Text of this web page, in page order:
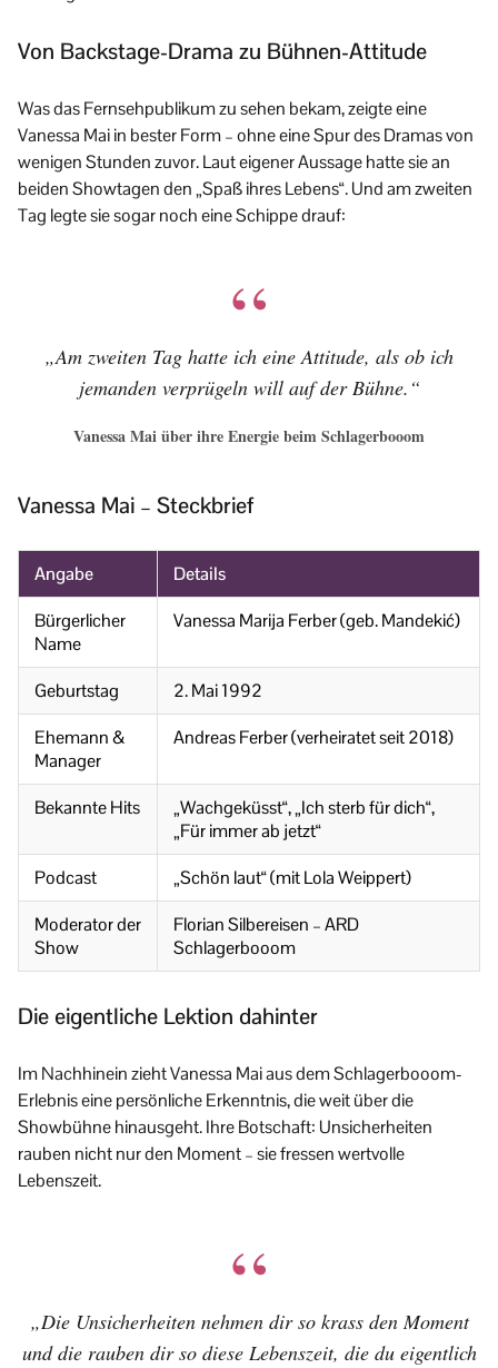
Von Backstage-Drama zu Bühnen-Attitude
Was das Fernsehpublikum zu sehen bekam, zeigte eine
Vanessa Mai in bester Form – ohne eine Spur des Dramas von
wenigen Stunden zuvor. Laut eigener Aussage hatte sie an
beiden Showtagen den „Spaß ihres Lebens“. Und am zweiten
Tag legte sie sogar noch eine Schippe drauf:
„Am zweiten Tag hatte ich eine Attitude, als ob ich
jemanden verprügeln will auf der Bühne.“
Vanessa Mai über ihre Energie beim Schlagerbooom
Vanessa Mai – Steckbrief
Angabe
Details
Bürgerlicher
Name
Vanessa Marija Ferber (geb. Mandekić)
Geburtstag
2. Mai 1992
Ehemann &
Manager
Andreas Ferber (verheiratet seit 2018)
Bekannte Hits
„Wachgeküsst“, „Ich sterb für dich“,
„Für immer ab jetzt“
Podcast
„Schön laut“ (mit Lola Weippert)
Moderator der
Show
Florian Silbereisen – ARD
Schlagerbooom
Die eigentliche Lektion dahinter
Im Nachhinein zieht Vanessa Mai aus dem Schlagerbooom-
Erlebnis eine persönliche Erkenntnis, die weit über die
Showbühne hinausgeht. Ihre Botschaft: Unsicherheiten
rauben nicht nur den Moment – sie fressen wertvolle
Lebenszeit.
„Die Unsicherheiten nehmen dir so krass den Moment
und die rauben dir so diese Lebenszeit, die du eigentlich